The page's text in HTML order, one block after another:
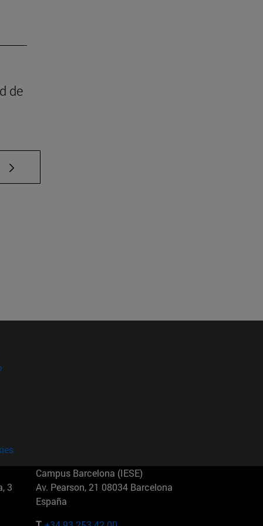
de
TAB para desplazarse.
3
Campus Barcelona (IESE)
Av. Pearson, 21 08034 Barcelona
España